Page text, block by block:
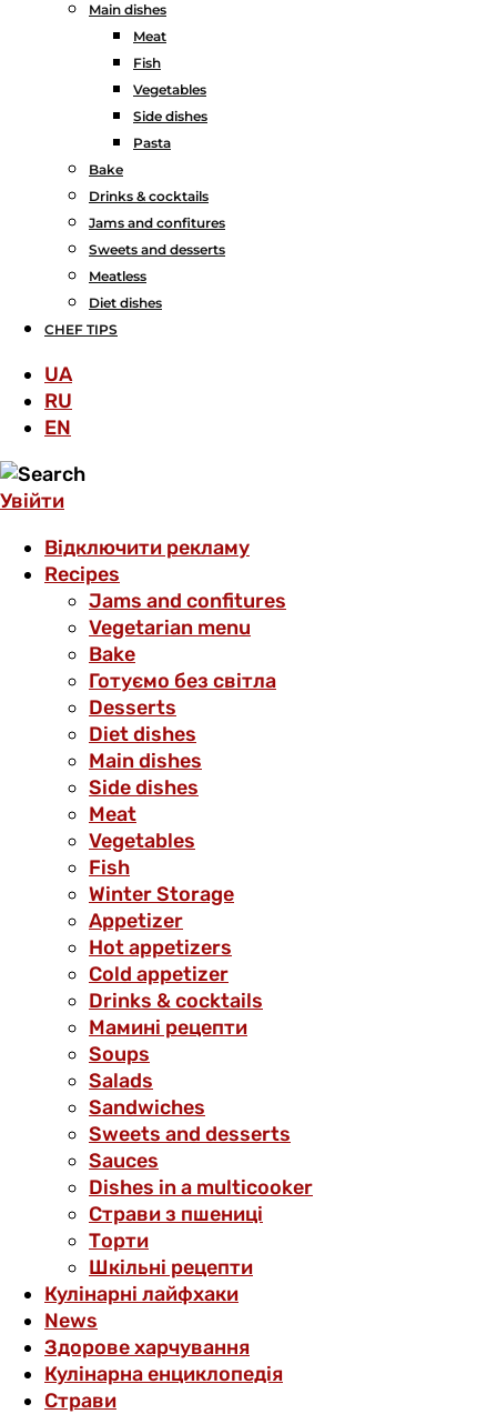
Main dishes
Meat
Fish
Vegetables
Side dishes
Pasta
Bake
Drinks & cocktails
Jams and confitures
Sweets and desserts
Meatless
Diet dishes
CHEF TIPS
UA
RU
EN
Увійти
Відключити рекламу
Recipes
Jams and confitures
Vegetarian menu
Bake
Готуємо без світла
Desserts
Diet dishes
Main dishes
Side dishes
Meat
Vegetables
Fish
Winter Storage
Аppetizer
Hot appetizers
Cold appetizer
Drinks & cocktails
Мамині рецепти
Soups
Salads
Sandwiches
Sweets and desserts
Sauces
Dishes in a multicooker
Страви з пшениці
Торти
Шкільні рецепти
Кулінарні лайфхаки
News
Здорове харчування
Кулінарна енциклопедія
Страви